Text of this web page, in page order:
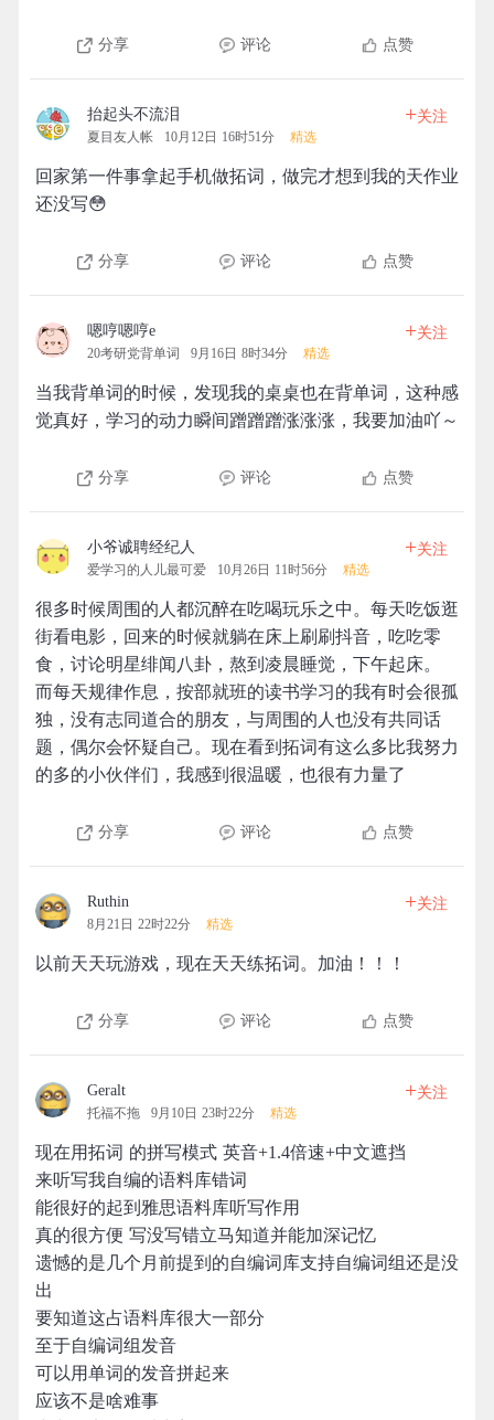
分享 评论 点赞
抬起头不流泪
夏目友人帐 10月12日 16时51分 精选
+关注
回家第一件事拿起手机做拓词，做完才想到我的天作业
还没写😳
分享 评论 点赞
嗯哼嗯哼e
20考研党背单词 9月16日 8时34分 精选
+关注
当我背单词的时候，发现我的桌桌也在背单词，这种感
觉真好，学习的动力瞬间蹭蹭蹭涨涨涨，我要加油吖～
分享 评论 点赞
小爷诚聘经纪人
爱学习的人儿最可爱 10月26日 11时56分 精选
+关注
很多时候周围的人都沉醉在吃喝玩乐之中。每天吃饭逛
街看电影，回来的时候就躺在床上刷刷抖音，吃吃零
食，讨论明星绯闻八卦，熬到凌晨睡觉，下午起床。
而每天规律作息，按部就班的读书学习的我有时会很孤
独，没有志同道合的朋友，与周围的人也没有共同话
题，偶尔会怀疑自己。现在看到拓词有这么多比我努力
的多的小伙伴们，我感到很温暖，也很有力量了
分享 评论 点赞
Ruthin
8月21日 22时22分 精选
+关注
以前天天玩游戏，现在天天练拓词。加油！！！
分享 评论 点赞
Geralt
托福不拖 9月10日 23时22分 精选
+关注
现在用拓词 的拼写模式 英音+1.4倍速+中文遮挡
来听写我自编的语料库错词
能很好的起到雅思语料库听写作用
真的很方便 写没写错立马知道并能加深记忆
遗憾的是几个月前提到的自编词库支持自编词组还是没
出
要知道这占语料库很大一部分
至于自编词组发音
可以用单词的发音拼起来
应该不是啥难事